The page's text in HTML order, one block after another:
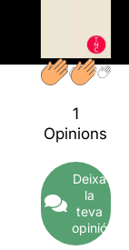
1
Opinions
Deixa
la
teva
opinió